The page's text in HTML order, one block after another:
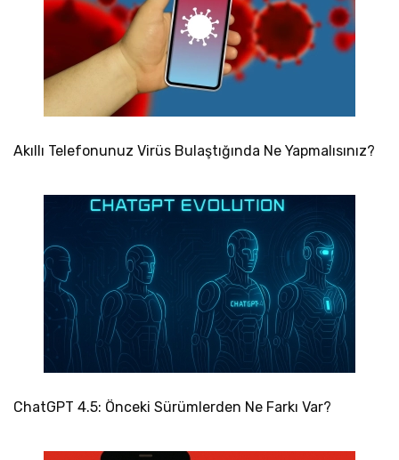
Akıllı Telefonunuz Virüs Bulaştığında Ne Yapmalısınız?
ChatGPT 4.5: Önceki Sürümlerden Ne Farkı Var?